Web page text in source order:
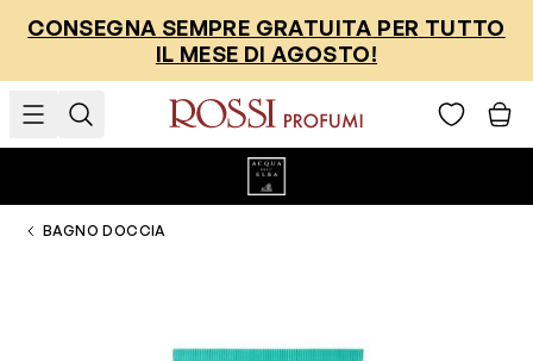
CONSEGNA SEMPRE GRATUITA PER TUTTO
IL MESE DI AGOSTO!
BAGNO DOCCIA